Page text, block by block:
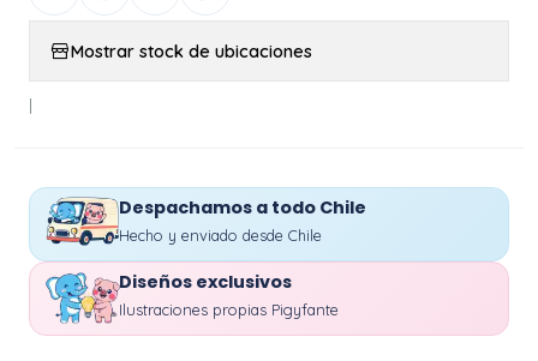
Mostrar stock de ubicaciones
|
Despachamos a todo Chile
Hecho y enviado desde Chile
Diseños exclusivos
Ilustraciones propias Pigyfante